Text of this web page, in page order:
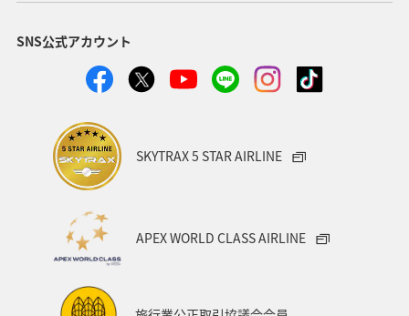
マダイ 海 ブリ マアジ アオリイカ
冬
SNS公式アカウント
SKYTRAX 5 STAR AIRLINE
APEX WORLD CLASS AIRLINE